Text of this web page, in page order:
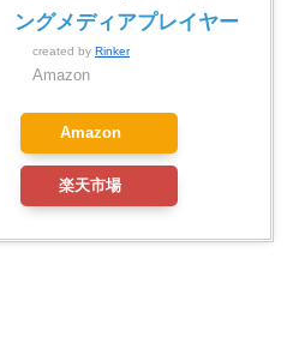
ングメディアプレイヤー
created by Rinker
Amazon
Amazon
楽天市場